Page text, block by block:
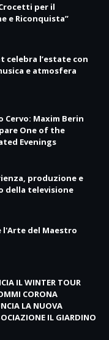
per il
e Riconquista”
celebra l’estate con
e atmosfera
Cervo: Maxim Berin
One of the
Evenings
produzione e
della televisione
l'Arte del Maestro
IL WINTER TOUR
CORONA
LA NUOVA
IL GIARDINO